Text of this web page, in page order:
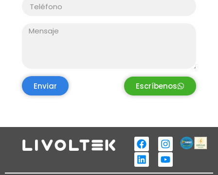
Enviar Escríbenos